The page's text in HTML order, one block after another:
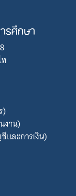
รศึกษา
)
งาน)
และการเงิน)